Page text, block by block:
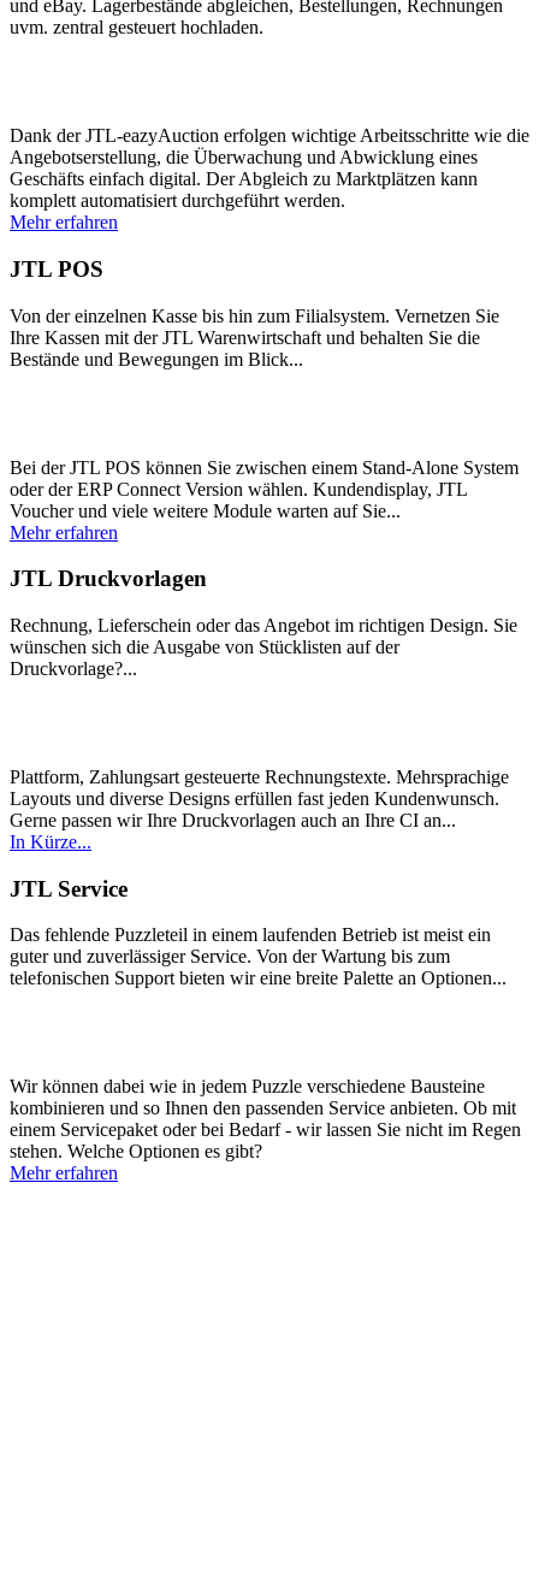
und eBay. Lagerbestände abgleichen, Bestellungen, Rechnungen
uvm. zentral gesteuert hochladen.
Dank der JTL-eazyAuction erfolgen wichtige Arbeitsschritte wie die
Angebotserstellung, die Überwachung und Abwicklung eines
Geschäfts einfach digital. Der Abgleich zu Marktplätzen kann
komplett automatisiert durchgeführt werden.
Mehr erfahren
JTL POS
Von der einzelnen Kasse bis hin zum Filialsystem. Vernetzen Sie
Ihre Kassen mit der JTL Warenwirtschaft und behalten Sie die
Bestände und Bewegungen im Blick...
Bei der JTL POS können Sie zwischen einem Stand-Alone System
oder der ERP Connect Version wählen. Kundendisplay, JTL
Voucher und viele weitere Module warten auf Sie...
Mehr erfahren
JTL Druckvorlagen
Rechnung, Lieferschein oder das Angebot im richtigen Design. Sie
wünschen sich die Ausgabe von Stücklisten auf der
Druckvorlage?...
Plattform, Zahlungsart gesteuerte Rechnungstexte. Mehrsprachige
Layouts und diverse Designs erfüllen fast jeden Kundenwunsch.
Gerne passen wir Ihre Druckvorlagen auch an Ihre CI an...
In Kürze...
JTL Service
Das fehlende Puzzleteil in einem laufenden Betrieb ist meist ein
guter und zuverlässiger Service. Von der Wartung bis zum
telefonischen Support bieten wir eine breite Palette an Optionen...
Wir können dabei wie in jedem Puzzle verschiedene Bausteine
kombinieren und so Ihnen den passenden Service anbieten. Ob mit
einem Servicepaket oder bei Bedarf - wir lassen Sie nicht im Regen
stehen. Welche Optionen es gibt?
Mehr erfahren